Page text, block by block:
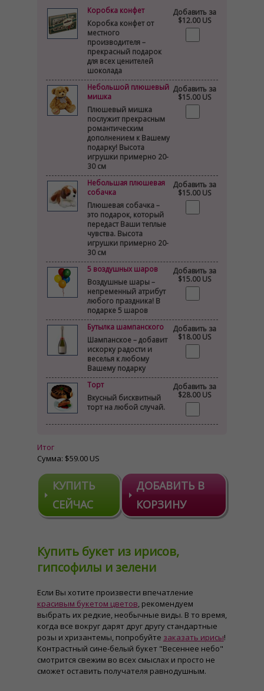
Добавить за
$12.00 US
Коробка конфет
Коробка конфет от
местного
производителя –
прекрасный подарок
для всех ценителей
шоколада
Добавить за
$15.00 US
Небольшой плюшевый
мишка
Плюшевый мишка
послужит прекрасным
романтическим
дополнением к Вашему
подарку! Высота
игрушки примерно 20-
30 см
Добавить за
$15.00 US
Небольшая плюшевая
собачка
Плюшевая собачка –
это подарок, который
передаст Ваши теплые
чувства. Высота
игрушки примерно 20-
30 см
Добавить за
$15.00 US
5 воздушных шаров
Воздушные шары –
непременный атрибут
любого праздника! В
подарке 5 шаров
Добавить за
$18.00 US
Бутылка шампанского
Шампанское – добавит
искорку радости и
веселья к любому
Вашему подарку
Добавить за
$28.00 US
Торт
Вкусный бисквитный
торт на любой случай.
Итог
Сумма: $59.00 US
КУПИТЬ
СЕЙЧАС
ДОБАВИТЬ В
КОРЗИНУ
Купить букет из ирисов,
гипсофилы и зелени
Если Вы хотите произвести впечатление
красивым букетом цветов, рекомендуем
выбрать их редкие, необычные виды. В то время,
когда все вокруг дарят друг другу стандартные
розы и хризантемы, попробуйте заказать ирисы!
Контрастный сине-белый букет "Весеннее небо"
смотрится свежим во всех смыслах и просто не
сможет оставить получателя равнодушным.